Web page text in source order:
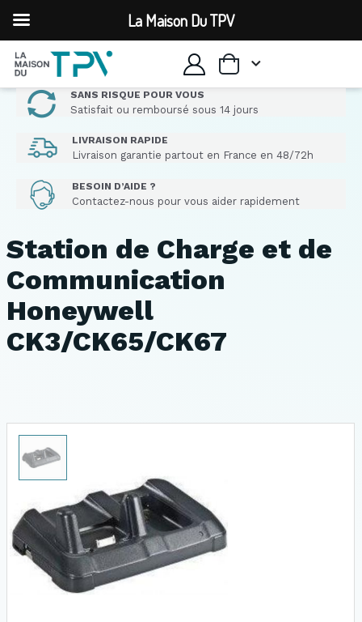
SANS RISQUE POUR VOUS
Satisfait ou remboursé sous 14 jours
LIVRAISON RAPIDE
Livraison garantie partout en France en 48/72h
BESOIN D’AIDE ?
Contactez-nous pour vous aider rapidement
Station de Charge et de
Communication
Honeywell
CK3/CK65/CK67
La Maison Du TPV